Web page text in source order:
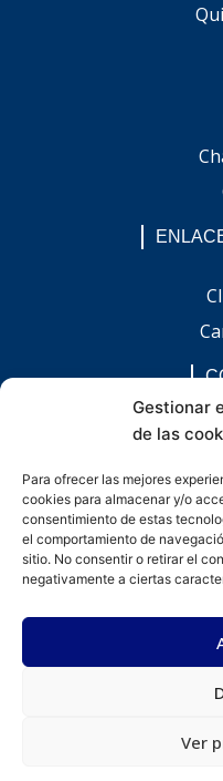
Gestionar
de las
Para ofrecer las mejores
cookies para almacenar y/o
consentimiento de estas
el comportamiento de
sitio. No consentir o retirar el
negativamente a ciertas
Ver
Presentes
F
a
c
e
b
o
I
n
s
t
a
g
© Todos los